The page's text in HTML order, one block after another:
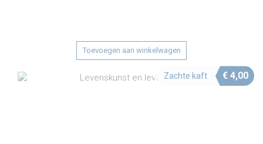
Toevoegen aan winkelwagen
Zachte kaft € 4,00